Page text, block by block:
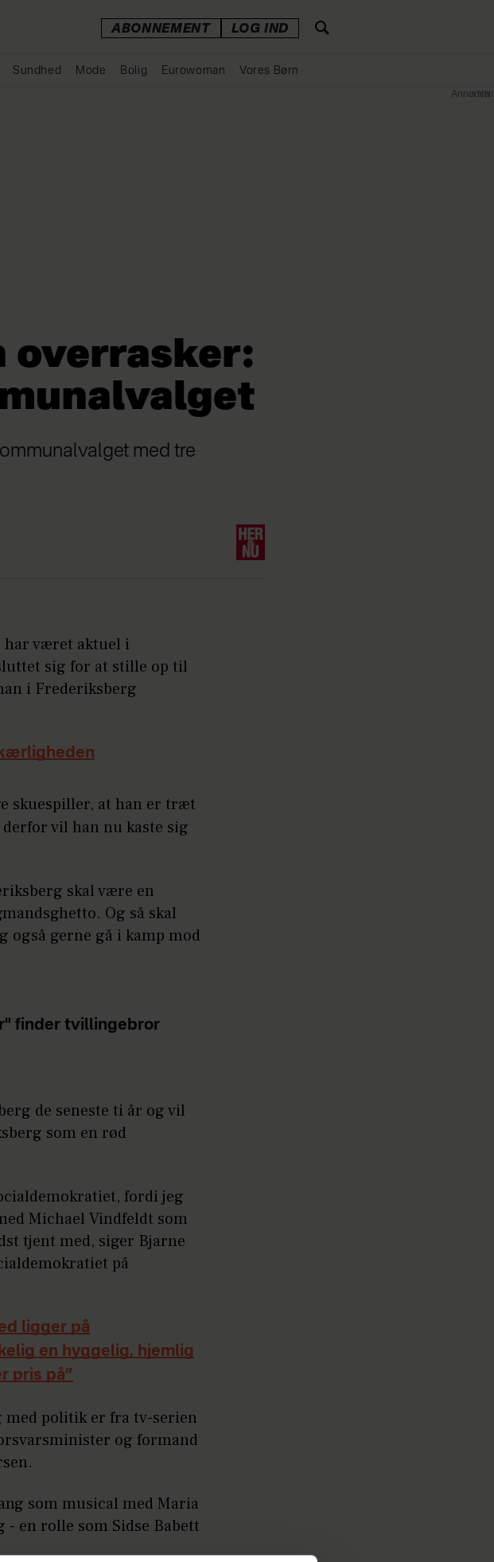
ABONNEMENT LOG IND
Sundhed Mode Bolig Eurowoman Vores Børn
overrasker:
med tre
har været aktuel i
sig for at stille op til
i Frederiksberg
skuespiller, at han er træt
vil han nu kaste sig
skal være en
Og så skal
også gerne gå i kamp mod
finder tvillingebror
de seneste ti år og vil
som en rød
fordi jeg
Michael Vindfeldt som
tjent med, siger Bjarne
på
ligger på
en hyggelig, hjemlig
pris på”
politik er fra tv-serien
og formand
som musical med Maria
en rolle som Sidse Babett
Annonce